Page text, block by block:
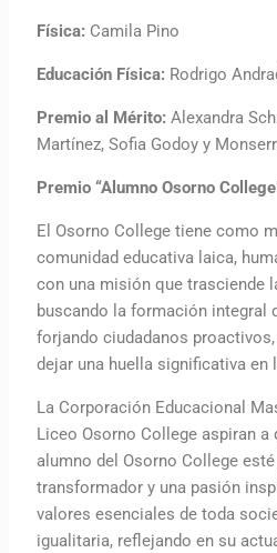
Física: Camila Pino
Educación Física: Rodrigo
Premio al Mérito:Alexandra
Martínez, Sofia Godoy y
Premio “Alumno Osorno
El Osorno College tiene como
comunidad educativa laica,
con una misión que trasciende
buscando la formación integral
forjando ciudadanos
dejar una huella significativa en
La Corporación Educacional
Liceo Osorno College aspiran a
alumno del Osorno College
transformador y una pasión
valores esenciales de toda
igualitaria, reflejando en su